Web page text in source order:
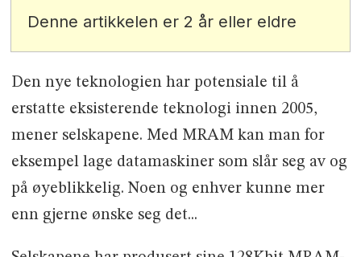
Denne artikkelen er 2 år eller eldre
Den nye teknologien har potensiale til å
erstatte eksisterende teknologi innen 2005,
mener selskapene. Med MRAM kan man for
eksempel lage datamaskiner som slår seg av og
på øyeblikkelig. Noen og enhver kunne mer
enn gjerne ønske seg det...